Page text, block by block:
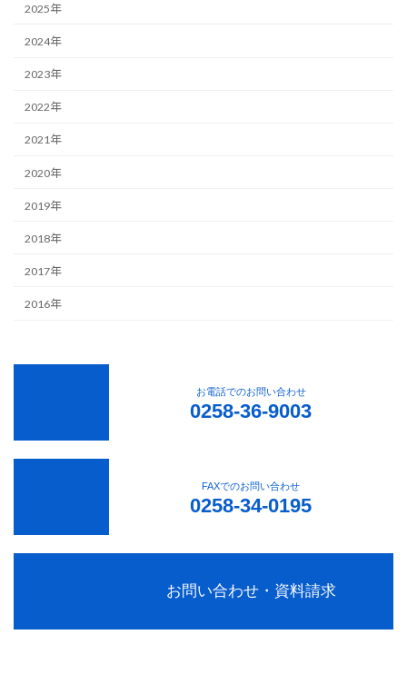
2025年
2024年
2023年
2022年
2021年
2020年
2019年
2018年
2017年
2016年
お電話でのお問い合わせ
0258-36-9003
FAXでのお問い合わせ
0258-34-0195
お問い合わせ・資料請求